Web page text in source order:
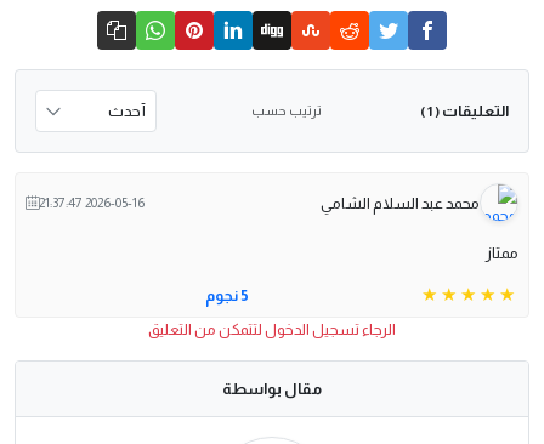
التعليقات ( 1 ) ترتيب حسب
محمد عبد السلام الشامي 2026-05-16 21:37:47
ممتاز
5 نجوم
الرجاء تسجيل الدخول لتتمكن من التعليق
مقال بواسطة